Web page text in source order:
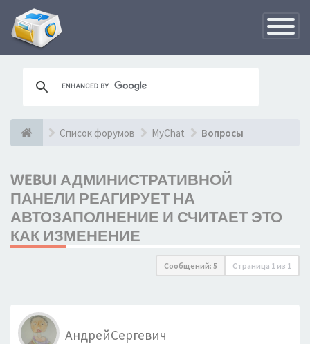
Список форумов MyChat Вопросы
WEBUI АДМИНИСТРАТИВНОЙ
ПАНЕЛИ РЕАГИРУЕТ НА
АВТОЗАПОЛНЕНИЕ И СЧИТАЕТ ЭТО
КАК ИЗМЕНЕНИЕ
Сообщений: 5 Страница 1 из 1
АндрейСергевич